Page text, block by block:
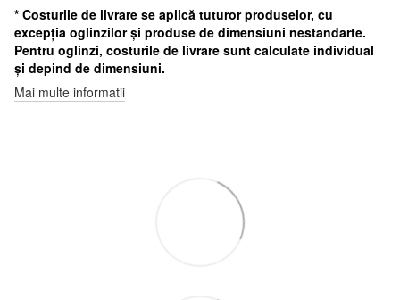
* Costurile de livrare se aplică tuturor produselor, cu
excepția oglinzilor și produse de dimensiuni nestandarte.
Pentru oglinzi, costurile de livrare sunt calculate individual
și depind de dimensiuni.
Mai multe informatii